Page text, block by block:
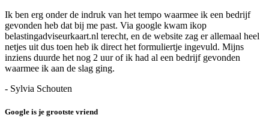
Ik ben erg onder de indruk van het tempo waarmee ik een bedrijf
gevonden heb dat bij me past. Via google kwam ikop
belastingadviseurkaart.nl terecht, en de website zag er allemaal heel
netjes uit dus toen heb ik direct het formuliertje ingevuld. Mijns
inziens duurde het nog 2 uur of ik had al een bedrijf gevonden
waarmee ik aan de slag ging.
- Sylvia Schouten
Google is je grootste vriend